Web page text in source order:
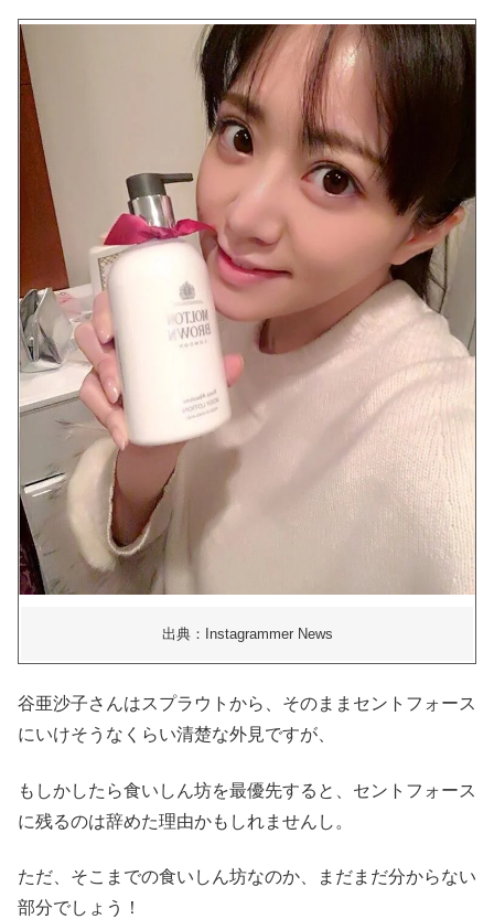
出典：Instagrammer News
谷亜沙子さんはスプラウトから、そのままセントフォース
にいけそうなくらい清楚な外見ですが、
もしかしたら食いしん坊を最優先すると、セントフォース
に残るのは辞めた理由かもしれませんし。
ただ、そこまでの食いしん坊なのか、まだまだ分からない
部分でしょう！